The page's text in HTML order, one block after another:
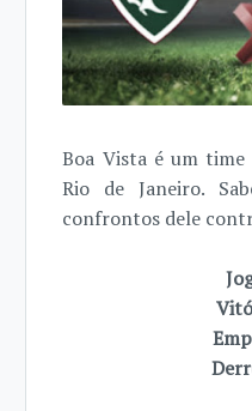
Boa Vista é um
Rio de Janeiro.
confrontos dele